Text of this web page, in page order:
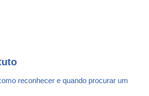
reconhecer e quando procurar um